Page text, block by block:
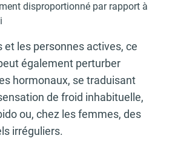
disproportionné par rapport à
et les personnes actives, ce
également perturber
hormonaux, se traduisant
de froid inhabituelle,
ou, chez les femmes, des
irréguliers.